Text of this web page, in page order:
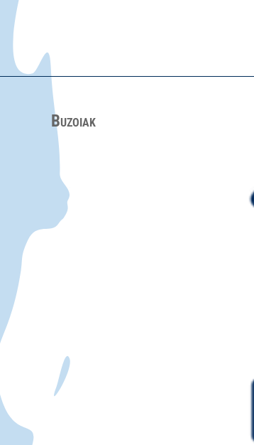
Buzoiak